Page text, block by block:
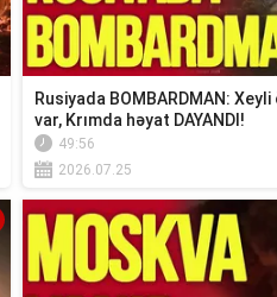
Rusiyada BOMBARDMAN: Xeyli
var, Krımda həyat DAYANDI!
49:56
2026.07.25